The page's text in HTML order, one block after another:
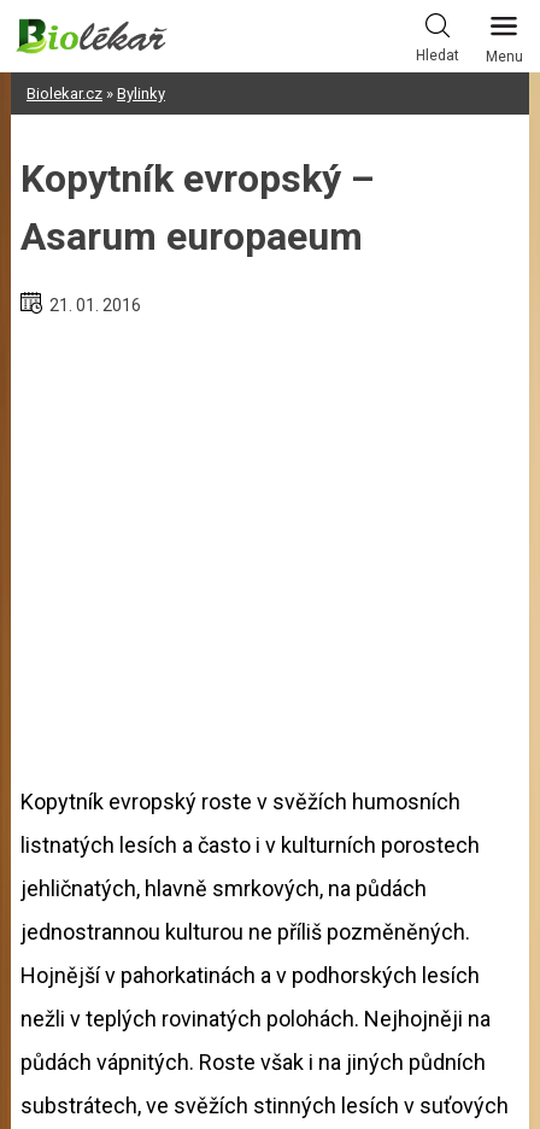
Skip
content
Hledat Menu
Biolekar.cz» Bylinky
Kopytník evropský –
Asarum europaeum
21. 01. 2016
Kopytník evropský roste v svěžích humosních
listnatých lesích a často i v kulturních porostech
jehličnatých, hlavně smrkových, na půdách
jednostrannou kulturou ne příliš pozměněných.
Hojnější v pahorkatinách a v podhorských lesích
nežli v teplých rovinatých polohách. Nejhojněji na
půdách vápnitých. Roste však i na jiných půdních
substrátech, ve svěžích stinných lesích v suťových